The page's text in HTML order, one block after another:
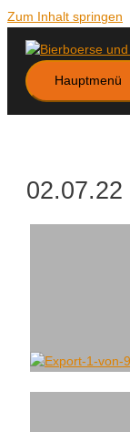
Zum Inhalt springen
Hauptmenü
02.07.22